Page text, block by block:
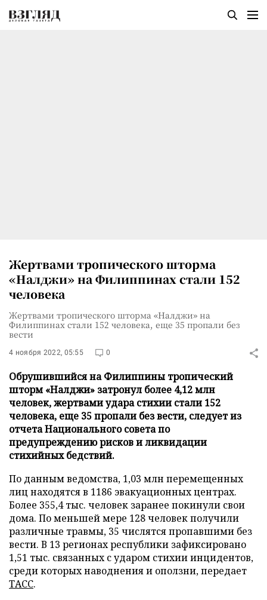
Жертвами тропического шторма
«Налджи» на Филиппинах стали 152
человека
Жертвами тропического шторма «Налджи» на
Филиппинах стали 152 человека, еще 35 пропали без
вести
4 ноября 2022, 05:55 0
Обрушившийся на Филиппины тропический
шторм «Налджи» затронул более 4,12 млн
человек, жертвами удара стихии стали 152
человека, еще 35 пропали без вести, следует из
отчета Национального совета по
предупреждению рисков и ликвидации
стихийных бедствий.
По данным ведомства, 1,03 млн перемещенных
лиц находятся в 1186 эвакуационных центрах.
Более 355,4 тыс. человек заранее покинули свои
дома. По меньшей мере 128 человек получили
различные травмы, 35 числятся пропавшими без
вести. В 13 регионах республики зафиксировано
1,51 тыс. связанных с ударом стихии инцидентов,
среди которых наводнения и оползни, передает
ТАСС.